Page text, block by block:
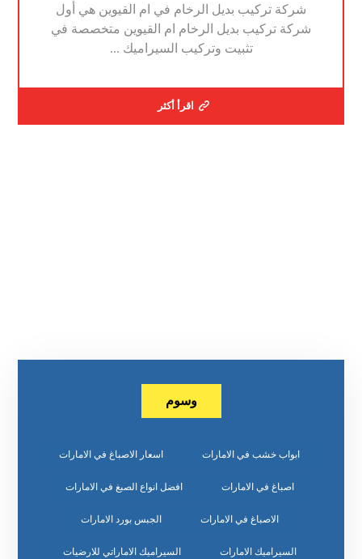
شركة تركيب بديل الرخام في ام القيوين هي أول
شركة تركيب بديل الرخام ام القيوين متخصصة في
تثبيت وتركيب السيراميك ...
اقرأ أكثر
وسوم
ابواب خشب في الامارات اسعار الاصباغ في الامارات
اصباغ في الامارات افضل انواع الصبغ في الامارات
الاصباغ في الامارات الجبس بورد الامارات
السيراميك الامارات السيراميك الاماراتي للارضيات